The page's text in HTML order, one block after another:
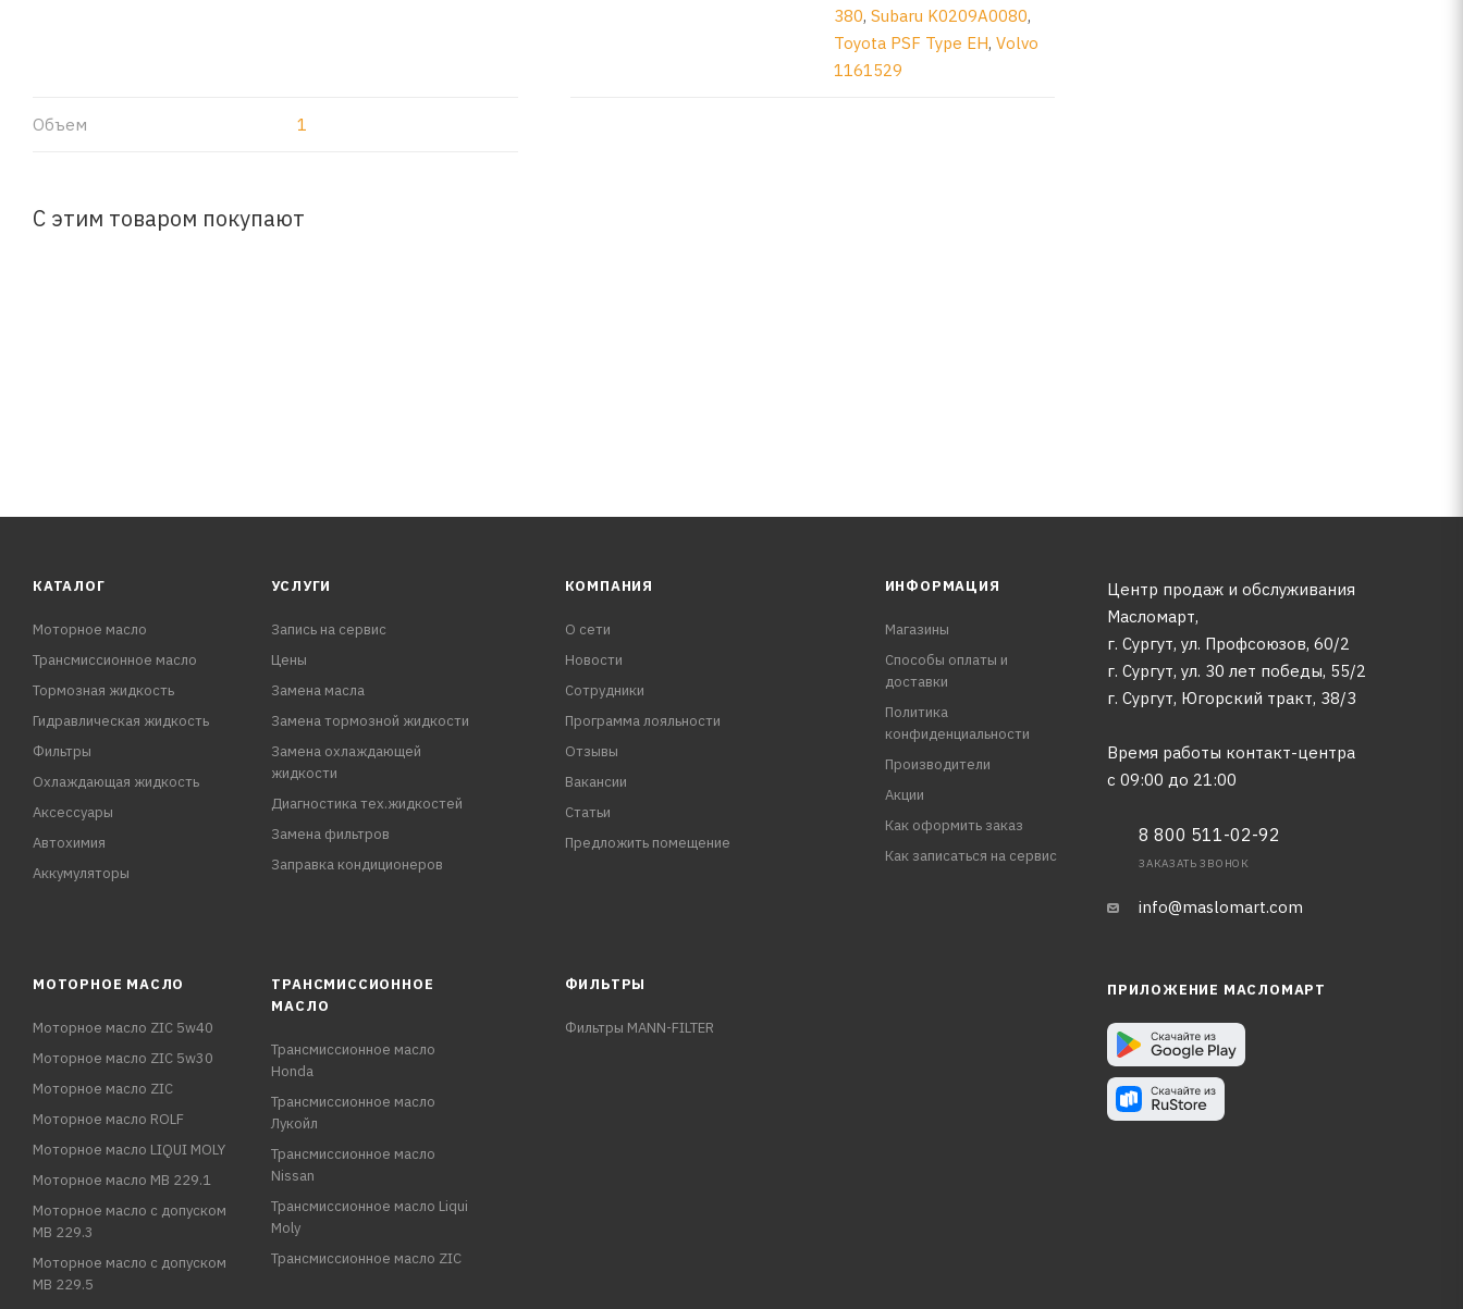
380,Subaru K0209A0080,
Toyota PSF Type EH,Volvo
1161529
Объем 1
С этим товаром покупают
КАТАЛОГ
Моторное масло
Трансмиссионное масло
Тормозная жидкость
Гидравлическая жидкость
Фильтры
Охлаждающая жидкость
Аксессуары
Автохимия
Аккумуляторы
УСЛУГИ
Запись на сервис
Цены
Замена масла
Замена тормозной жидкости
Замена охлаждающей
жидкости
Диагностика тех.жидкостей
Замена фильтров
Заправка кондиционеров
КОМПАНИЯ
О сети
Новости
Сотрудники
Программа лояльности
Отзывы
Вакансии
Статьи
Предложить помещение
ИНФОРМАЦИЯ
Магазины
Способы оплаты и
доставки
Политика
конфиденциальности
Производители
Акции
Как оформить заказ
Как записаться на сервис
Центр продаж и обслуживания
Масломарт,
г. Сургут, ул. Профсоюзов, 60/2
г. Сургут, ул. 30 лет победы, 55/2
г. Сургут, Югорский тракт, 38/3
Время работы контакт-центра
с 09:00 до 21:00
8 800 511-02-92
ЗАКАЗАТЬ ЗВОНОК
info@maslomart.com
МОТОРНОЕ МАСЛО
Моторное масло ZIC 5w40
Моторное масло ZIC 5w30
Моторное масло ZIC
Моторное масло ROLF
Моторное масло LIQUI MOLY
Моторное масло MB 229.1
Моторное масло с допуском
MB 229.3
Моторное масло с допуском
MB 229.5
ТРАНСМИССИОННОЕ
МАСЛО
Трансмиссионное масло
Honda
Трансмиссионное масло
Лукойл
Трансмиссионное масло
Nissan
Трансмиссионное масло Liqui
Moly
Трансмиссионное масло ZIC
ФИЛЬТРЫ
Фильтры MANN-FILTER
ПРИЛОЖЕНИЕ МАСЛОМАРТ